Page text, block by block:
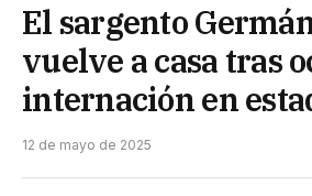
El sargento
vuelve a casa tras
internación en
12 de mayo de 2025